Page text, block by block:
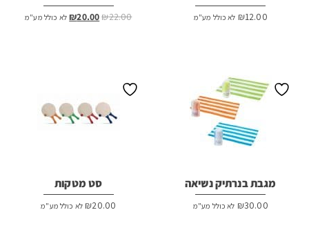
₪12.00 לא כולל מע"מ ₪22.00
המחיר₪20.00 המחיר
לא כולל מע"מ
מגבת בנרתיק נשיאה
₪30.00 לא כולל מע"מ
סט מטקות
₪20.00 לא כולל מע"מ